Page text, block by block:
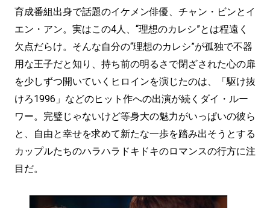
育成番組出身で話題のイケメン俳優、チャン・ビンとイ
エン・アン。実はこの4人、“理想のカレシ”とは程遠く
欠点だらけ。そんな自分の“理想のカレシ”が孤独で不器
用な王子だと知り、持ち前の明るさで閉ざされた心の扉
を少しずつ開いていくヒロインを演じたのは、「駆け抜
けろ1996」などのヒット作への出演が続くダイ・ルー
ワー。完璧じゃないけど等身大の魅力がいっぱいの彼ら
と、自由と幸せを求めて新たな一歩を踏み出そうとする
カップルたちのハラハラドキドキのロマンスの行方に注
目だ。